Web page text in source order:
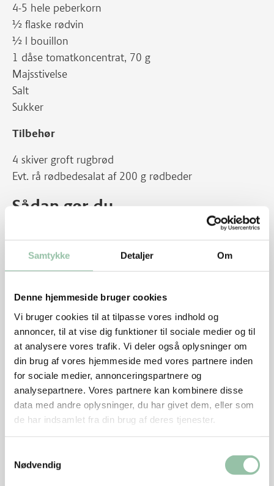
Samtykke Detaljer Om
Denne hjemmeside bruger cookies
Vi bruger cookies til at tilpasse vores indhold og
annoncer, til at vise dig funktioner til sociale medier og til
at analysere vores trafik. Vi deler også oplysninger om
din brug af vores hjemmeside med vores partnere inden
for sociale medier, annonceringspartnere og
analysepartnere. Vores partnere kan kombinere disse
data med andre oplysninger, du har givet dem, eller som
de har indsamlet fra din brug af deres tjenester.
Nødvendig
4-5 hele peberkorn
½ flaske rødvin
½ l bouillon
1 dåse tomatkoncentrat, 70 g
Majsstivelse
Salt
Sukker
Tilbehør
4 skiver groft rugbrød
Evt. rå rødbedesalat af 200 g rødbeder
Sådan gør du
Varm olien i en rummelig gryde, svits grøntsagerne
heri.
Læg skinken i gryden og fordel grøntsagerne
omkring den.
Tilsæt krydderurter og de hele peberkorn.
Hæld rødvin og bouillon ved.
Læg låg på og lad retten koge ved svag varme i ca.
1 time. Vend kødet efter 30 minutter. Tag kødet op.
Si suppen og kog den ind uden låg 4-5 minutter.
Jævn let med majsstivelse og smag til med